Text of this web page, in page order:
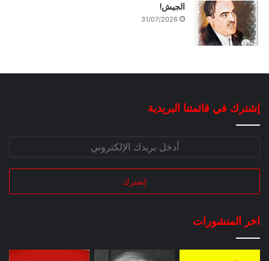
الجيش!
31/07/2026
إشترك في قائمتنا البريدية
اخر المنشورات